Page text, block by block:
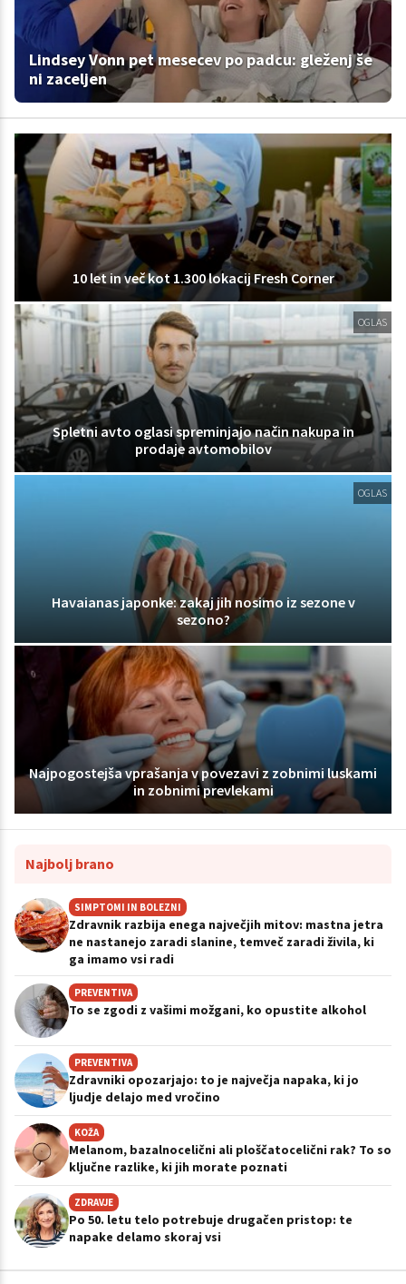
Lindsey Vonn pet mesecev po padcu: gleženj še
ni zaceljen
10 let in več kot 1.300 lokacij Fresh Corner
OGLAS
Spletni avto oglasi spreminjajo način nakupa in
prodaje avtomobilov
OGLAS
Havaianas japonke: zakaj jih nosimo iz sezone v
sezono?
Najpogostejša vprašanja v povezavi z zobnimi luskami
in zobnimi prevlekami
Najbolj brano
SIMPTOMI IN BOLEZNI
Zdravnik razbija enega največjih mitov: mastna jetra
ne nastanejo zaradi slanine, temveč zaradi živila, ki
ga imamo vsi radi
PREVENTIVA
To se zgodi z vašimi možgani, ko opustite alkohol
PREVENTIVA
Zdravniki opozarjajo: to je največja napaka, ki jo
ljudje delajo med vročino
KOŽA
Melanom, bazalnocelični ali ploščatocelični rak? To so
ključne razlike, ki jih morate poznati
ZDRAVJE
Po 50. letu telo potrebuje drugačen pristop: te
napake delamo skoraj vsi